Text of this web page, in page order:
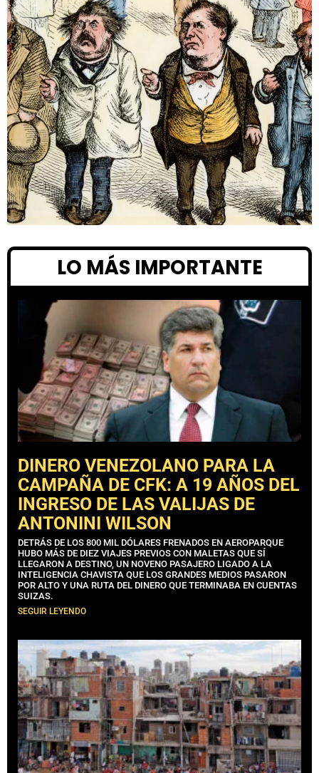
LO MÁS IMPORTANTE
DINERO VENEZOLANO PARA LA
CAMPAÑA DE CFK: A 19 AÑOS DEL
INGRESO DE LAS VALIJAS DE
ANTONINI WILSON
DETRÁS DE LOS 800 MIL DÓLARES FRENADOS EN AEROPARQUE
HUBO MÁS DE DIEZ VIAJES PREVIOS CON MALETAS QUE SÍ
LLEGARON A DESTINO, UN NOVENO PASAJERO LIGADO A LA
INTELIGENCIA CHAVISTA QUE LOS GRANDES MEDIOS PASARON
POR ALTO Y UNA RUTA DEL DINERO QUE TERMINABA EN CUENTAS
SUIZAS.
SEGUIR LEYENDO